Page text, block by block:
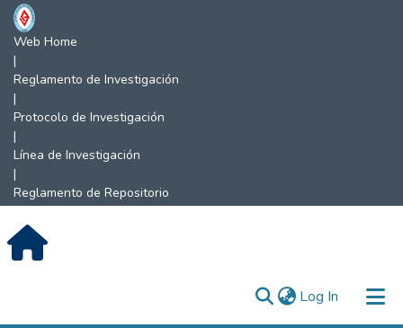
Web Home
|
Reglamento de Investigación
|
Protocolo de Investigación
|
Línea de Investigación
|
Reglamento de Repositorio
Log In (current)